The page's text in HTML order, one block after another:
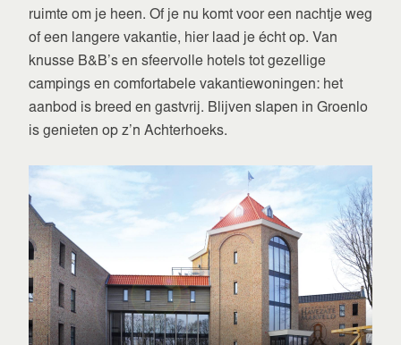
ruimte om je heen. Of je nu komt voor een nachtje weg
of een langere vakantie, hier laad je écht op. Van
knusse B&B’s en sfeervolle hotels tot gezellige
campings en comfortabele vakantiewoningen: het
aanbod is breed en gastvrij. Blijven slapen in Groenlo
is genieten op z’n Achterhoeks.